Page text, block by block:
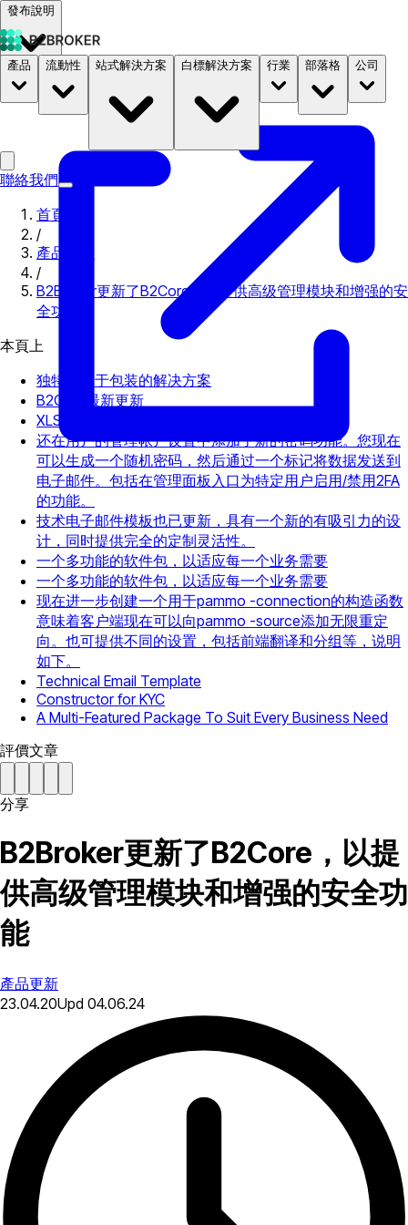
發布說明
文件 定價 B2STORE
產品 流動性 站式解決方案 白標解決方案 行業 部落格 公司
聯絡我們
首頁
/
產品更新
/
B2Broker更新了B2Core，以提供高级管理模块和增强的安
全功能
本頁上
独特的基于包装的解决方案
B2Core最新更新
XLSX文件-真正的17m21.397秒
还在用户的管理帐户设置中添加了新的密码功能。您现在
可以生成一个随机密码，然后通过一个标记将数据发送到
电子邮件。包括在管理面板入口为特定用户启用/禁用2FA
的功能。
技术电子邮件模板也已更新，具有一个新的有吸引力的设
计，同时提供完全的定制灵活性。
一个多功能的软件包，以适应每一个业务需要
一个多功能的软件包，以适应每一个业务需要
现在进一步创建一个用于pammo -connection的构造函数
意味着客户端现在可以向pammo -source添加无限重定
向。也可提供不同的设置，包括前端翻译和分组等，说明
如下。
Technical Email Template
Constructor for KYC
A Multi-Featured Package To Suit Every Business Need
評價文章
分享
B2Broker更新了B2Core，以提
供高级管理模块和增强的安全功
能
產品更新
23.04.20Upd 04.06.24